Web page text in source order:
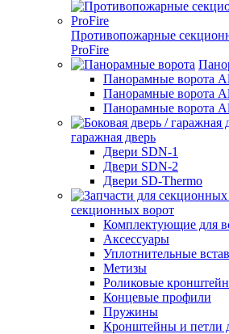
Противопожарные
ProFire
Панорамные ворота
Панорамные ворота
Панорамные ворота
гаражная дверь
Двери SDN-1
Двери SDN-2
Двери SD-Thermo
секционных ворот
Комплектующие для
Аксессуары
Уплотнительные
Метизы
Роликовые
Концевые профили
Пружины
Кронштейны и петли